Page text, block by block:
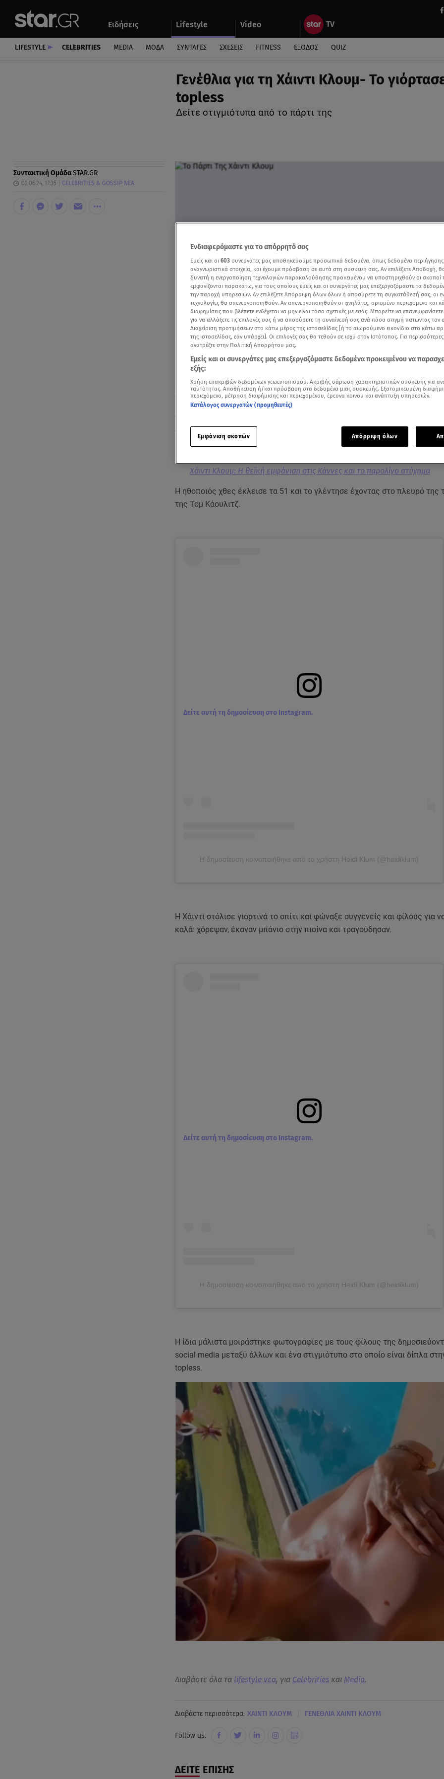
Ειδήσεις Lifestyle Video
Αυτοκίνητο
LIFESTYLE CELEBRITIES MEDIA ΜΟΔΑ ΣΥΝΤΑΓΕΣ ΣΧΕΣΕΙΣ FITNESS ΕΞΟΔΟΣ QUIZ
Γενέθλια για τη Χάιντι Κλουμ- Το
topless
Δείτε στιγμιότυπα από το πάρτι της
Συντακτική ΟμάδαSTAR.GR
02.06.24, 17:35 CELEBRITIES & GOSSIP ΝΕΑ
Δείτε περισσότερα άρθρα μας στα αποτελέσματα αναζήτησης
Δείτε το παραλίγο ατύχημα της Χάιντι Κλουμ στις Κάννες
Τα γενέθλιά της είχε η
πάρτι.
Χάιντι Κλουμ: Η θεϊκή εμφάνιση στις Κάννες και το παρολίγο ατύχημα
Η ηθοποιός χθες έκλεισε τα 51 και το γλέντησε έχοντας στο πλευρό της
της Τομ Κάουλιτζ.
Δείτε αυτή τη δημοσίευση στο Instagram.
Η δημοσίευση κοινοποιήθηκε από το χρήστη Heidi Klum (@heidiklum)
Η Χάιντι στόλισε γιορτινά το σπίτι και φώναξε συγγενείς και φίλους για
καλά: χόρεψαν, έκαναν μπάνιο στην πισίνα και τραγούδησαν.
Δείτε αυτή τη δημοσίευση στο Instagram.
Η δημοσίευση κοινοποιήθηκε από το χρήστη Heidi Klum (@heidiklum)
Η ίδια μάλιστα μοιράστηκε φωτογραφίες με τους φίλους της
social media μεταξύ άλλων και ένα στιγμιότυπο στο οποίο είναι δίπλα
topless.
Διαβάστε όλα τα lifestyle νεα, για Celebritiesκαι Media.
Διαβάστε περισσότερα: XΑΙΝΤΙ ΚΛΟΥΜ ΓΕΝΕΘΛΙΑ ΧΑΙΝΤΙ ΚΛΟΥΜ
Follow us:
ΔΕΙΤΕ ΕΠΙΣΗΣ
Ενδιαφερόμαστε για το απόρρητό σας
Εμείς και οι 603 συνεργάτες μας αποθηκεύουμε προσωπικά δεδομένα, όπως δεδομένα
αναγνωριστικά στοιχεία, και έχουμε πρόσβαση σε αυτά στη συσκευή σας. Αν επιλέξετε Αποδοχή,
δυνατή η ενεργοποίηση τεχνολογιών παρακολούθησης προκειμένου να υποστηριχθούν οι σκοποί
εμφανίζονται παρακάτω, για τους οποίους εμείς και οι συνεργάτες μας επεξεργαζόμαστε τα
την παροχή υπηρεσιών. Αν επιλέξετε Απόρριψη όλων όλων ή αποσύρετε τη συγκατάθεσή σας, οι
τεχνολογίες θα απενεργοποιηθούν. Αν απενεργοποιηθούν οι ιχνηλάτες, ορισμένο περιεχόμενο και
διαφημίσεις που βλέπετε ενδέχεται να μην είναι τόσο σχετικές με εσάς. Μπορείτε να
για να αλλάξετε τις επιλογές σας ή να αποσύρετε τη συναίνεσή σας ανά πάσα στιγμή πατώντας τον
Διαχείριση προτιμήσεων στο κάτω μέρος της ιστοσελίδας [ή το αιωρούμενο εικονίδιο στο κάτω
της ιστοσελίδας, εάν υπάρχει]. Οι επιλογές σας θα τεθούν σε ισχύ στον Ιστότοπος. Για
ανατρέξτε στην Πολιτική Απορρήτου μας.
Εμείς και οι συνεργάτες μας επεξεργαζόμαστε δεδομένα προκειμένου να
εξής:
Χρήση επακριβών δεδομένων γεωεντοπισμού. Ακριβής σάρωση χαρακτηριστικών συσκευής για
ταυτότητας. Αποθήκευση ή/και πρόσβαση στα δεδομένα μιας συσκευής. Εξατομικευμένη
περιεχόμενο, μέτρηση διαφήμισης και περιεχομένου, έρευνα κοινού και ανάπτυξη υπηρεσιών.
Κατάλογος συνεργατών (προμηθευτές)
Εμφάνιση σκοπών Απόρριψη όλων